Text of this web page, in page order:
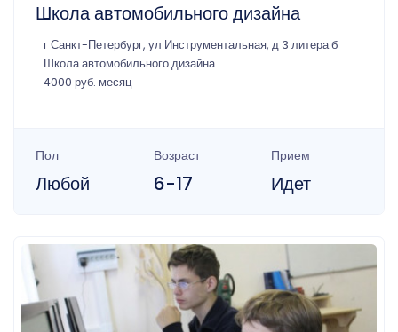
Школа автомобильного дизайна
г Санкт-Петербург, ул Инструментальная, д 3 литера б
Школа автомобильного дизайна
4000 руб. месяц
Пол
Любой
Возраст
6-17
Прием
Идет